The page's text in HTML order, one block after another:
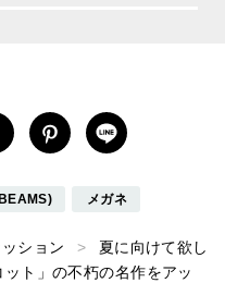
メガネ
ション
夏に向けて欲し
ト」の不朽の名作をアッ